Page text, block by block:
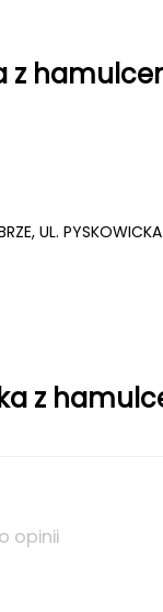
z
UL.
z
opinii